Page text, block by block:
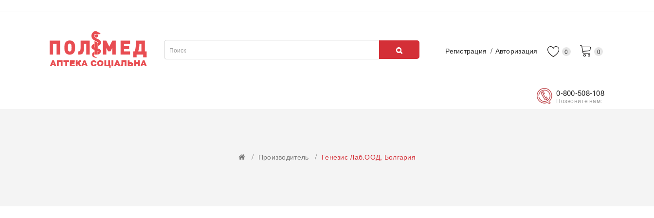
Регистрация Авторизация 0
0
0-800-508-108
Позвоните нам:
Производитель Генезис Лаб.ООД, Болгария